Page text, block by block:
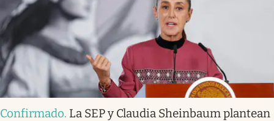
Confirmado. La SEP y Claudia Sheinbaum plantean